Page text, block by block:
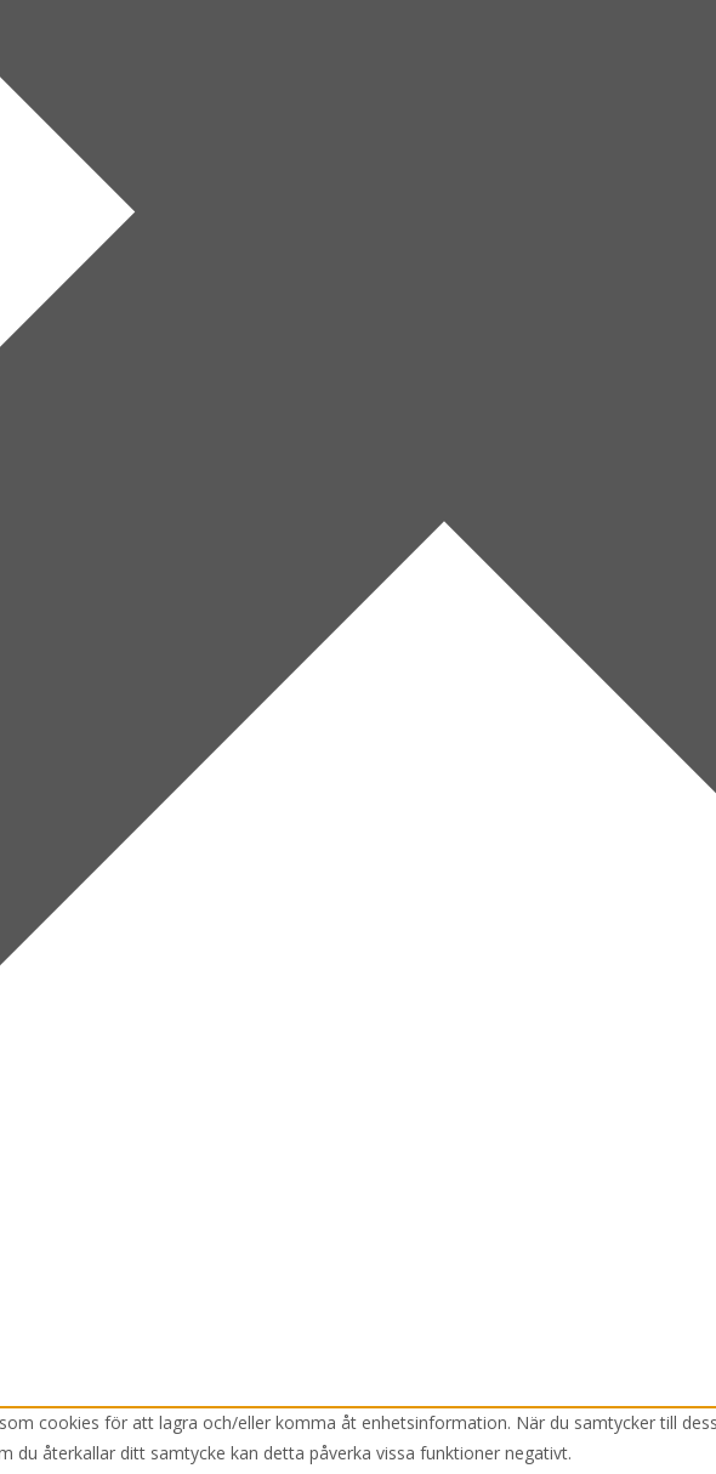
cookies för att lagra och/eller komma åt enhetsinformation. När du samtycker till
du återkallar ditt samtycke kan detta påverka vissa funktioner negativt.